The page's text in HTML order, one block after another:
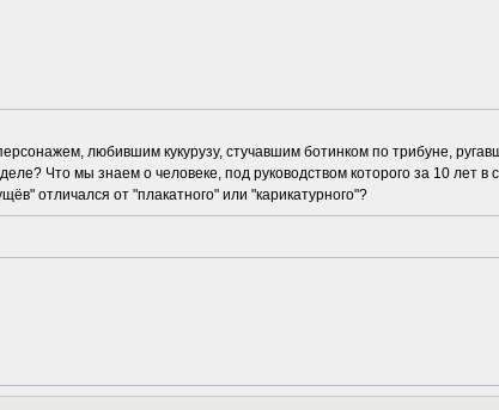
любившим кукурузу, стучавшим ботинком по трибуне,
Что мы знаем о человеке, под руководством которого за 10 лет
отличался от "плакатного" или "карикатурного"?